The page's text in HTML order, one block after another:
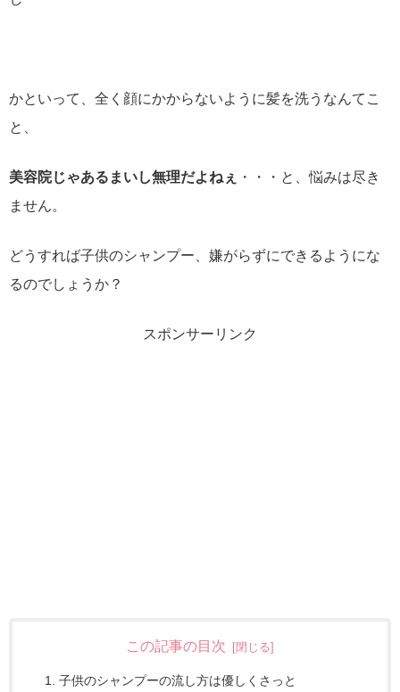
かといって、全く顔にかからないように髪を洗うなんてこ
と、
美容院じゃあるまいし無理だよねぇ
・・・と、悩みは尽き
ません。
どうすれば子供のシャンプー、嫌がらずにできるようにな
るのでしょうか？
スポンサーリンク
この記事の目次
子供のシャンプーの流し方は優しくさっと